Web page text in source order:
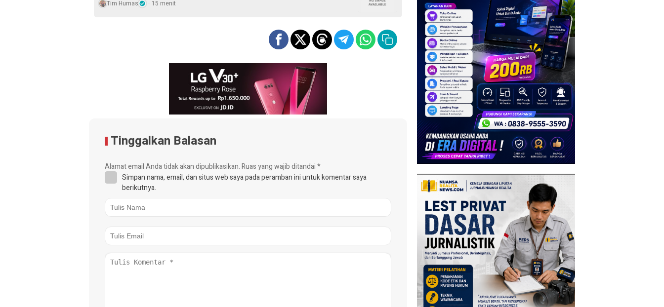
Tim Humas 15 menit
Tinggalkan Balasan
Alamat email Anda tidak akan dipublikasikan.Ruas yang wajib ditandai*
Simpan nama, email, dan situs web saya pada peramban ini untuk komentar saya
berikutnya.